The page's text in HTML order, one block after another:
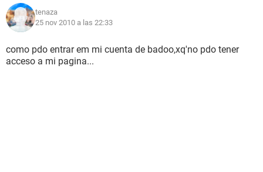
tenaza
25 nov 2010 a las 22:33
como pdo entrar em mi cuenta de badoo,xq'no pdo tener
acceso a mi pagina...